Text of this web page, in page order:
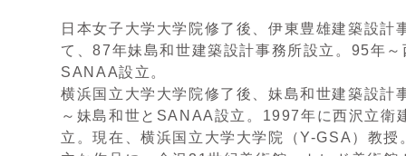
日本女子大学大学院修了後、伊東豊雄建築設計
て、87年妹島和世建築設計事務所設立。95年
SANAA設立。
横浜国立大学大学院修了後、妹島和世建築設計
～妹島和世とSANAA設立。1997年に西沢立衛
立。現在、横浜国立大学大学院（Y-GSA）教授